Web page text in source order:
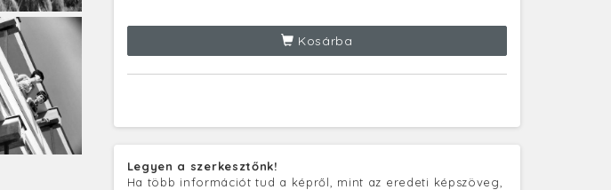
Kosárba
Legyen a szerkesztőnk!
Ha több információt tud a képről, mint az eredeti képszöveg,